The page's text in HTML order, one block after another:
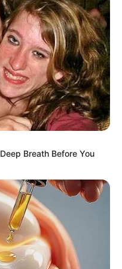
knew about water
Breath Before You